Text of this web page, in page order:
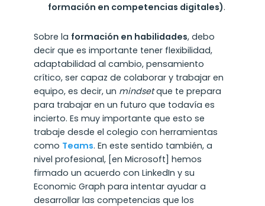
formación en competencias digitales).
Sobre la formación en habilidades, debo
decir que es importante tener flexibilidad,
adaptabilidad al cambio, pensamiento
crítico, ser capaz de colaborar y trabajar en
equipo, es decir, un mindsetque te prepara
para trabajar en un futuro que todavía es
incierto. Es muy importante que esto se
trabaje desde el colegio con herramientas
como Teams. En este sentido también, a
nivel profesional, [en Microsoft] hemos
firmado un acuerdo con LinkedIn y su
Economic Graph para intentar ayudar a
desarrollar las competencias que los